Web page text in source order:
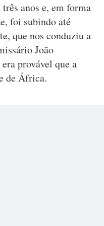
anos e, em forma
foi subindo até
que nos conduziu a
João
provável que a
de África.